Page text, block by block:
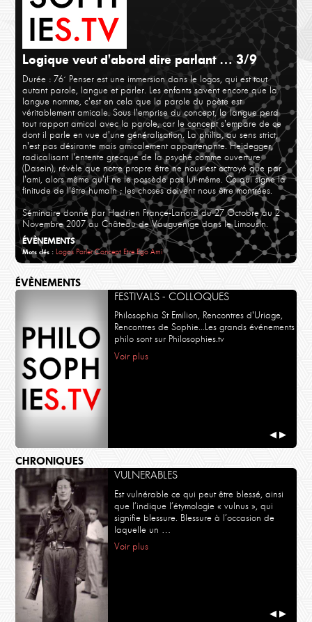
Hadrien France-Lanord
Acte 1 - 2
Logique veut d'abord dire parlant … 3/9
Durée : 76´ Penser est une immersion dans le logos, qui est tout
autant parole, langue et parler. Les enfants savent encore que la
langue nomme, c'est en cela que la parole du poète est
véritablement amicale. Sous l'emprise du concept, la langue perd
tout rapport amical avec la parole, car le concept s'empare de ce
dont il parle en vue d'une généralisation. La philia, au sens strict,
n'est pas désirante mais amicalement appartenante. Heidegger,
radicalisant l'entente grecque de la psyché comme ouverture
(Dasein), révèle que notre propre être ne nous est octroyé que par
l'ami, alors même qu'il ne le possède pas lui-même. Ce qui signe la
finitude de l'être humain ; les choses doivent nous être montrées.
Séminaire donné par Hadrien France-Lanord du 27 Octobre au 2
Novembre 2007 au Château de Vauguenige dans le Limousin.
ÉVÈNEMENTS
Mots clés : Logos Parler Concept Etre Ego Ami
ÉVÈNEMENTS
FESTIVALS - COLLOQUES
Philosophia St Emilion, Rencontres d'Uriage,
Rencontres de Sophie...Les grands événements
philo sont sur Philosophies.tv
Voir plus
◀ ▶
CHRONIQUES
VULNERABLES
Est vulnérable ce qui peut être blessé, ainsi
que l’indique l’étymologie « vulnus », qui
signifie blessure. Blessure à l’occasion de
laquelle un …
Voir plus
◀ ▶